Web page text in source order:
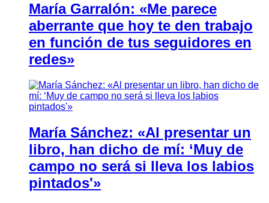
María Garralón: «Me parece
aberrante que hoy te den trabajo
en función de tus seguidores en
redes»
María Sánchez: «Al presentar un
libro, han dicho de mí: ‘Muy de
campo no será si lleva los labios
pintados'»